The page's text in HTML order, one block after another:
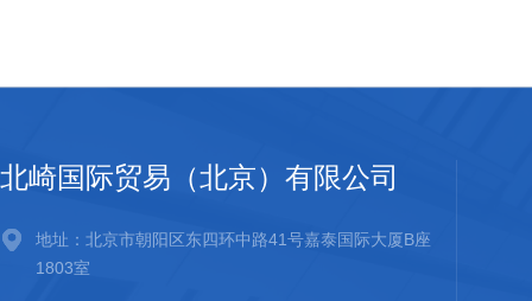
北崎国际贸易（北京）有限公司
地址：北京市朝阳区东四环中路41号嘉泰国际大厦B座
1803室